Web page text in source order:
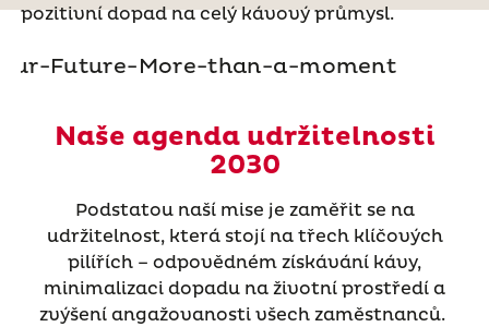
pozitivní dopad na celý kávový průmysl.
Naše agenda udržitelnosti
2030
Podstatou naší mise je zaměřit se na
udržitelnost, která stojí na třech klíčových
pilířích – odpovědném získávání kávy,
minimalizaci dopadu na životní prostředí a
zvýšení angažovanosti všech zaměstnanců.